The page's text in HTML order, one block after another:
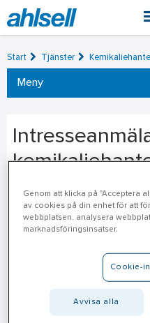
Start Tjänster
Meny
Intresseanmälan
Fyll i intresseanmälan här för
Du måste vara inloggad för
inloggad och ändå inte kan
track" inte är aktiverat i din
Genom att klicka på "Acceptera
av cookies på din enhet för att
webbplatsen, analysera
marknadsföringsinsatser.
Cookie-
Avvisa alla